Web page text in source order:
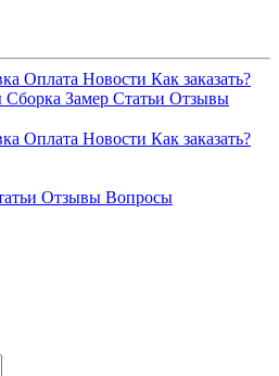
Оплата Новости Как заказать?
Сборка Замер Статьи Отзывы
Оплата Новости Как заказать?
Отзывы Вопросы